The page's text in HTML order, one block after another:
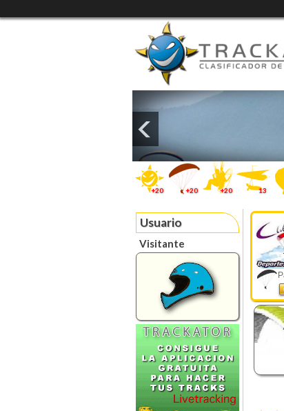
+20 +20 +20 13
Usuario
Visitante